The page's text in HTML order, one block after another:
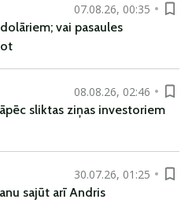
07.08.26, 00:35
vai pasaules
08.08.26, 02:46
sliktas ziņas investoriem
30.07.26, 01:25
sajūt arī Andris